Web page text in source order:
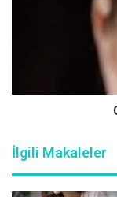
anlaşılmasında
Ayrıntılı öyküyü
halsizlik,
öksürük varsa
nezle, grip gibi
İlgili Makaleler